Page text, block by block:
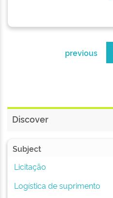
previous
Discover
Subject
Licitação
Logística de suprimento